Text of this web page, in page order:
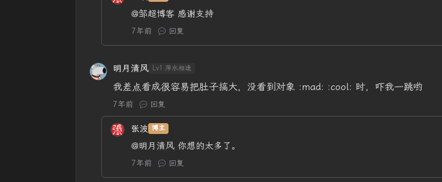
@邹超博客 感谢支持
7年前 回复
明月清风 Lv1.萍水相逢
我差点看成很容易把肚子搞大，没看到对象 :mad: :cool: 时，吓我一跳哟
7年前 回复
张波 博主
@明月清风 你想的太多了。
7年前 回复